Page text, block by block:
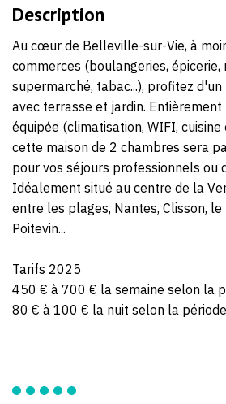
Description
Au cœur de Belleville-sur-Vie, à
commerces (boulangeries,
supermarché, tabac...), profitez
avec terrasse et jardin.
équipée (climatisation, WIFI, cuisine
cette maison de 2 chambres sera
pour vos séjours professionnels ou
Idéalement situé au centre de la
entre les plages, Nantes, Clisson, le
Poitevin...
Tarifs 2025
450 € à 700 € la semaine selon la
80 € à 100 € la nuit selon la période